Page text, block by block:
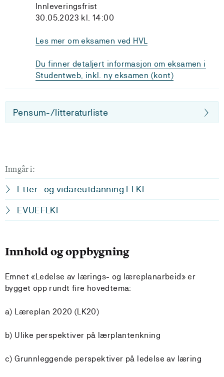
Innleveringsfrist
30.05.2023 kl. 14:00
Les mer om eksamen ved HVL
Du finner detaljert informasjon om eksamen i
Studentweb, inkl. ny eksamen (kont)
Pensum-/litteraturliste
Inngår i:
Etter- og vidareutdanning FLKI
EVUEFLKI
Innhold og oppbygning
Emnet «Ledelse av lærings- og læreplanarbeid» er
bygget opp rundt fire hovedtema:
a) Læreplan 2020 (LK20)
b) Ulike perspektiver på lærplantenkning
c) Grunnleggende perspektiver på ledelse av læring